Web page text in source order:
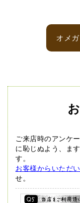
オメ
ご来店時のアンケ
に恥じぬよう、ま
す。
お客様からいただ
せ。